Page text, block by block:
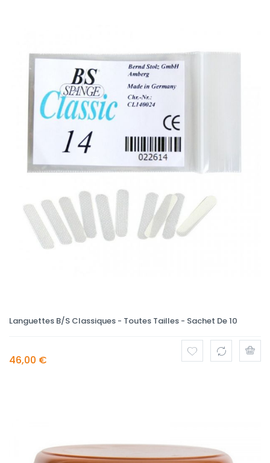
Languettes B/S Classiques - Toutes Tailles - Sachet De 10
46,00 €